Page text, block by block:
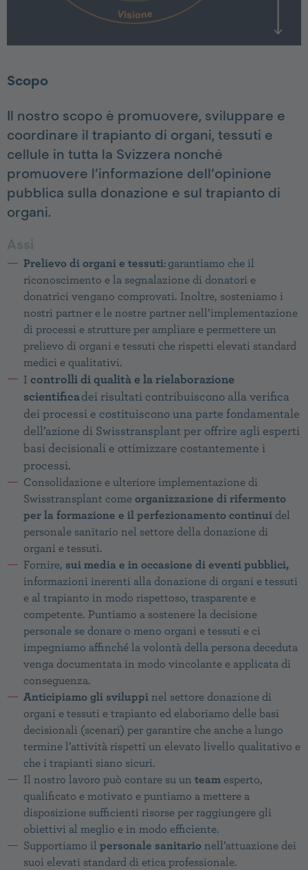
Scopo
Il nostro scopo è promuovere, sviluppare e
coordinare il trapianto di organi, tessuti e
cellule in tutta la Svizzera nonché
promuovere l’informazione dell’opinione
pubblica sulla donazione e sul trapianto di
organi.
Assi
Prelievo di organi e tessuti: garantiamo che il
riconoscimento e la segnalazione di donatori e
donatrici vengano comprovati. Inoltre, sosteniamo i
nostri partner e le nostre partner nell’implementazione
di processi e strutture per ampliare e permettere un
prelievo di organi e tessuti che rispetti elevati standard
medici e qualitativi.
I controlli di qualità e la rielaborazione
scientificadei risultati contribuiscono alla verifica
dei processi e costituiscono una parte fondamentale
dell’azione di Swisstransplant per offrire agli esperti
basi decisionali e ottimizzare costantemente i
processi.
Consolidazione e ulteriore implementazione di
Swisstransplant comeorganizzazione di rifermento
per la formazione e il perfezionamento continui del
personale sanitario nel settore della donazione di
organi e tessuti.
Fornire, sui media e in occasione di eventi pubblici,
informazioni inerenti alla donazione di organi e tessuti
e al trapianto in modo rispettoso, trasparente e
competente. Puntiamo a sostenere la decisione
personale se donare o meno organi e tessuti e ci
impegniamo affinché la volontà della persona deceduta
venga documentata in modo vincolante e applicata di
conseguenza.
Anticipiamo gli sviluppi nel settore donazione di
organi e tessuti e trapianto ed elaboriamo delle basi
decisionali (scenari) per garantire che anche a lungo
termine l’attività rispetti un elevato livello qualitativo e
che i trapianti siano sicuri.
Il nostro lavoro può contare su un team esperto,
qualificato e motivato e puntiamo a mettere a
disposizione sufficienti risorse per raggiungere gli
obiettivi al meglio e in modo efficiente.
Supportiamo il personale sanitario nell’attuazione dei
suoi elevati standard di etica professionale.